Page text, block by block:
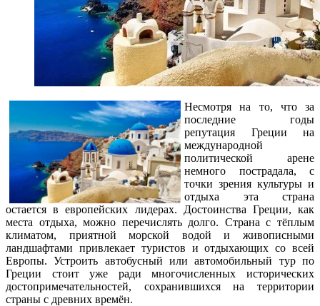
Несмотря на то, что за
последние годы
репутация Греции на
международной
политической арене
немного пострадала, с
точки зрения культуры и
отдыха эта страна
остается в европейских лидерах. Достоинства Греции, как
места отдыха, можно перечислять долго. Страна с тёплым
климатом, приятной морской водой и живописными
ландшафтами привлекает туристов и отдыхающих со всей
Европы. Устроить автобусный или автомобильный тур по
Греции стоит уже ради многочисленных исторических
достопримечательностей, сохранившихся на территории
страны с древних времён.